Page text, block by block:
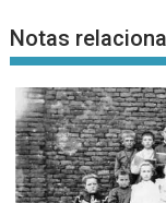
Notas